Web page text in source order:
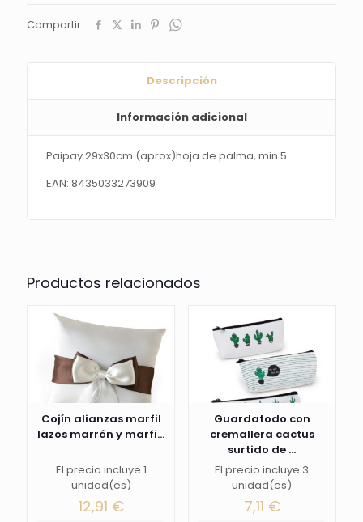
Compartir
Descripción
Información adicional
Paipay 29x30cm.(aprox)hoja de palma, min.5
EAN: 8435033273909
Productos relacionados
Cojín alianzas marfil
lazos marrón y marfi...
El precio incluye 1
unidad(es)
12,91 €
Guardatodo con
cremallera cactus
surtido de ...
El precio incluye 3
unidad(es)
7,11 €